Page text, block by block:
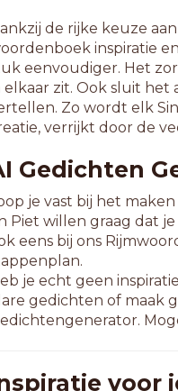
de rijke keuze
inspiratie
eenvoudiger. Het
elkaar zit. Ook sluit het
Zo wordt elk
verrijkt door de
Gedichten
je vast bij het
Piet willen graag dat
eens bij ons
je echt geen
gedichten of maak
voor